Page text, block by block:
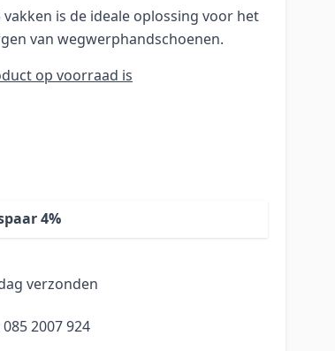
is de ideale oplossing voor het
van wegwerphandschoenen.
op voorraad is
4%
verzonden
2007 924